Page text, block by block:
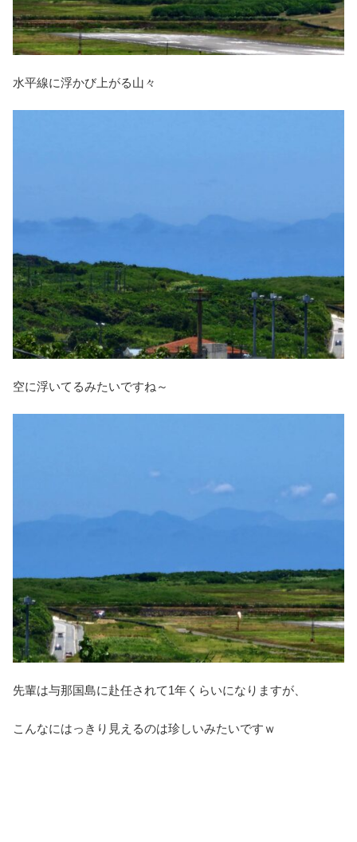
水平線に浮かび上がる山々
空に浮いてるみたいですね～
先輩は与那国島に赴任されて1年くらいになりますが、
こんなにはっきり見えるのは珍しいみたいですｗ